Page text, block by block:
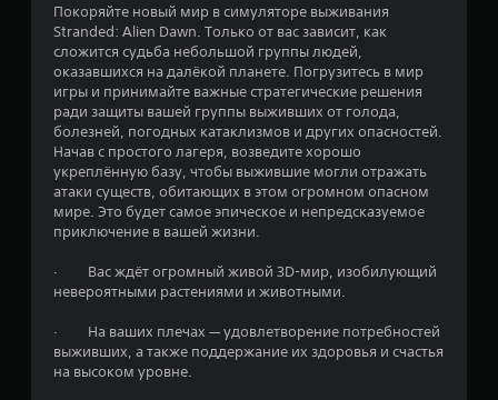
т
и
з
в
е
д
Покоряйте новый мир в симуляторе выживания
Stranded: Alien Dawn. Только от вас зависит, как
сложится судьба небольшой группы людей,
оказавшихся на далёкой планете. Погрузитесь в мир
игры и принимайте важные стратегические решения
ради защиты вашей группы выживших от голода,
болезней, погодных катаклизмов и других опасностей.
Начав с простого лагеря, возведите хорошо
укреплённую базу, чтобы выжившие могли отражать
атаки существ, обитающих в этом огромном опасном
мире. Это будет самое эпическое и непредсказуемое
приключение в вашей жизни.
· Вас ждёт огромный живой 3D-мир, изобилующий
невероятными растениями и животными.
· На ваших плечах — удовлетворение потребностей
выживших, а также поддержание их здоровья и счастья
на высоком уровне.